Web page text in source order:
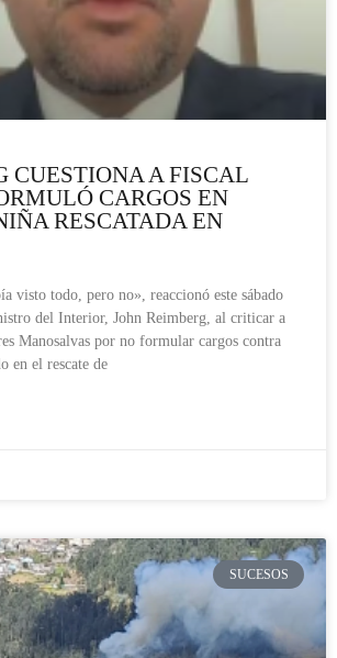
CUESTIONA A FISCAL
CARGOS EN
RESCATADA EN
visto todo, pero no», reaccionó este sábado
del Interior, John Reimberg, al criticar a
Manosalvas por no formular cargos contra
en el rescate de
SUCESOS